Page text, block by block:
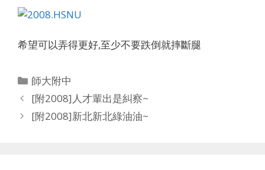
希望可以弄得更好,至少不要跌倒就摔斷腿
Categories
師大附中
[附2008]人才輩出是糾察~
[附2008]新北新北綠油油~